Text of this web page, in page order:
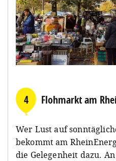
4 Flohmarkt am
Wer Lust auf
bekommt am
die Gelegenheit dazu.